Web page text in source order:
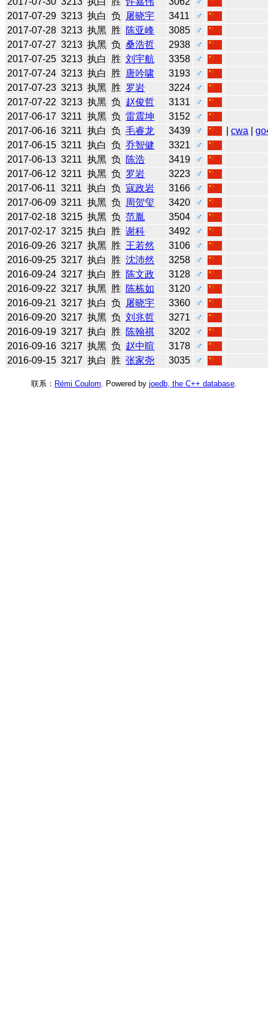
2017-07-29 3213 执白 负 屠晓宇 3411
♂
2017-07-28 3213 执黑 胜 陈亚峰 3085
♂
2017-07-27 3213 执黑 负 桑浩哲 2938
♂
2017-07-25 3213 执白 胜 刘宇航 3358
♂
2017-07-24 3213 执白 胜 唐吟啸 3193
♂
2017-07-23 3213 执黑 胜 罗岩 3224
♂
2017-07-22 3213 执黑 负 赵俊哲 3131
♂
2017-06-17 3211 执黑 负 雷震坤 3152
♂
2017-06-16 3211 执白 负 毛睿龙 3439 ♂ |cwa |
2017-06-15 3211 执白 负 乔智健 3321
♂
2017-06-13 3211 执黑 负 陈浩 3419
♂
2017-06-12 3211 执黑 负 罗岩 3223
♂
2017-06-11 3211 执白 负 寇政岩 3166
♂
2017-06-09 3211 执黑 负 周贺玺 3420
♂
2017-02-18 3215 执黑 负 范胤 3504
♂
2017-02-17 3215 执白 胜 谢科 3492
♂
2016-09-26 3217 执黑 胜 王若然 3106
♂
2016-09-25 3217 执白 胜 沈沛然 3258
♂
2016-09-24 3217 执白 胜 陈文政 3128
♂
2016-09-22 3217 执黑 胜 陈栋如 3120
♂
2016-09-21 3217 执白 负 屠晓宇 3360
♂
2016-09-20 3217 执黑 负 刘兆哲 3271
♂
2016-09-19 3217 执白 胜 陈翰祺 3202
♂
2016-09-16 3217 执黑 负 赵中暄 3178
♂
2016-09-15 3217 执白 胜 张家尧 3035 ♂
联系： Rémi Coulom . Powered by joedb, the C++ database